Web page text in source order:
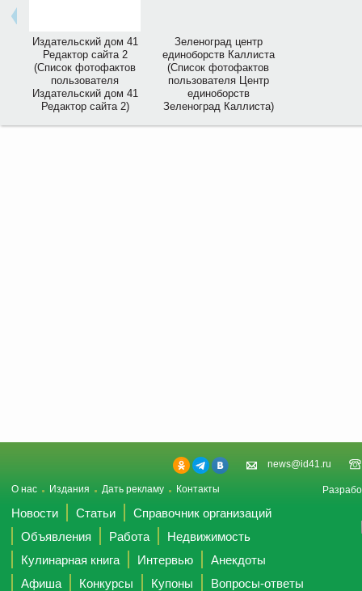
Издательский дом 41
Редактор сайта 2
(Список фотофактов
пользователя
Издательский дом 41
Редактор сайта 2)
Зеленоград центр
единоборств Каллиста
(Список фотофактов
пользователя Центр
единоборств
Зеленоград Каллиста)
news@id41.ru
О нас Издания Дать рекламу Контакты
Новости Статьи
Справочник организаций
Объявления
Работа
Недвижимость
Кулинарная книга
Интервью
Анекдоты
Афиша
Конкурсы Купоны
Вопросы-ответы